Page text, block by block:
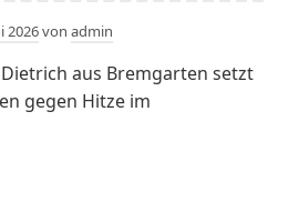
2026von admin
aus Bremgarten setzt
gegen Hitze im